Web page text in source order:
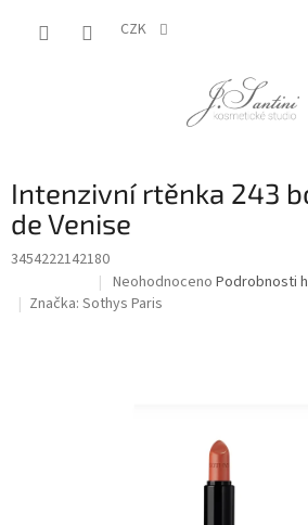
CZK
Intenzivní rtěnka 243
de Venise
3454222142180
Průměrné
hodnocení
Neohodnoceno Podrobnosti
Značka: Sothys Paris